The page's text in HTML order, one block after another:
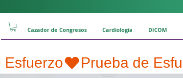
Cazador de Congresos Cardiología DICOM